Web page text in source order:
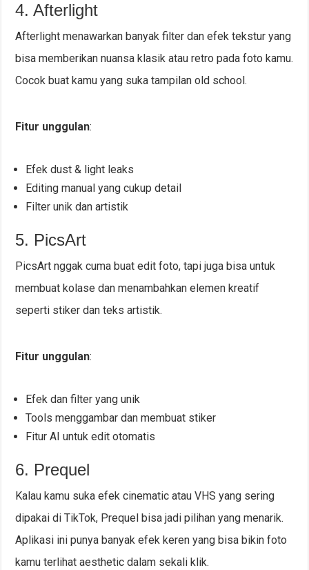
4. Afterlight
Afterlight menawarkan banyak filter dan efek tekstur yang
bisa memberikan nuansa klasik atau retro pada foto kamu.
Cocok buat kamu yang suka tampilan old school.
Fitur unggulan:
Efek dust & light leaks
Editing manual yang cukup detail
Filter unik dan artistik
5. PicsArt
PicsArt nggak cuma buat edit foto, tapi juga bisa untuk
membuat kolase dan menambahkan elemen kreatif
seperti stiker dan teks artistik.
Fitur unggulan:
Efek dan filter yang unik
Tools menggambar dan membuat stiker
Fitur AI untuk edit otomatis
6. Prequel
Kalau kamu suka efek cinematic atau VHS yang sering
dipakai di TikTok, Prequel bisa jadi pilihan yang menarik.
Aplikasi ini punya banyak efek keren yang bisa bikin foto
kamu terlihat aesthetic dalam sekali klik.